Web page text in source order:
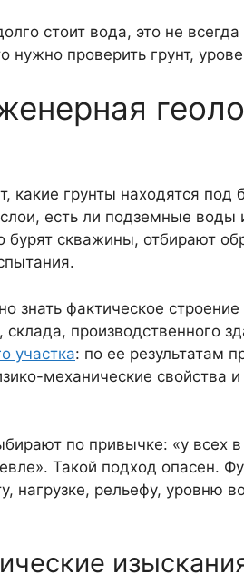
стоит вода, это не всегда
нужно проверить грунт,
какие грунты находятся
есть ли подземные воды
бурят скважины, отбирают
знать фактическое
производственного
участка: по ее результатам
механические свойства
по привычке: «у всех в
Такой подход опасен.
нагрузке, рельефу, уровню